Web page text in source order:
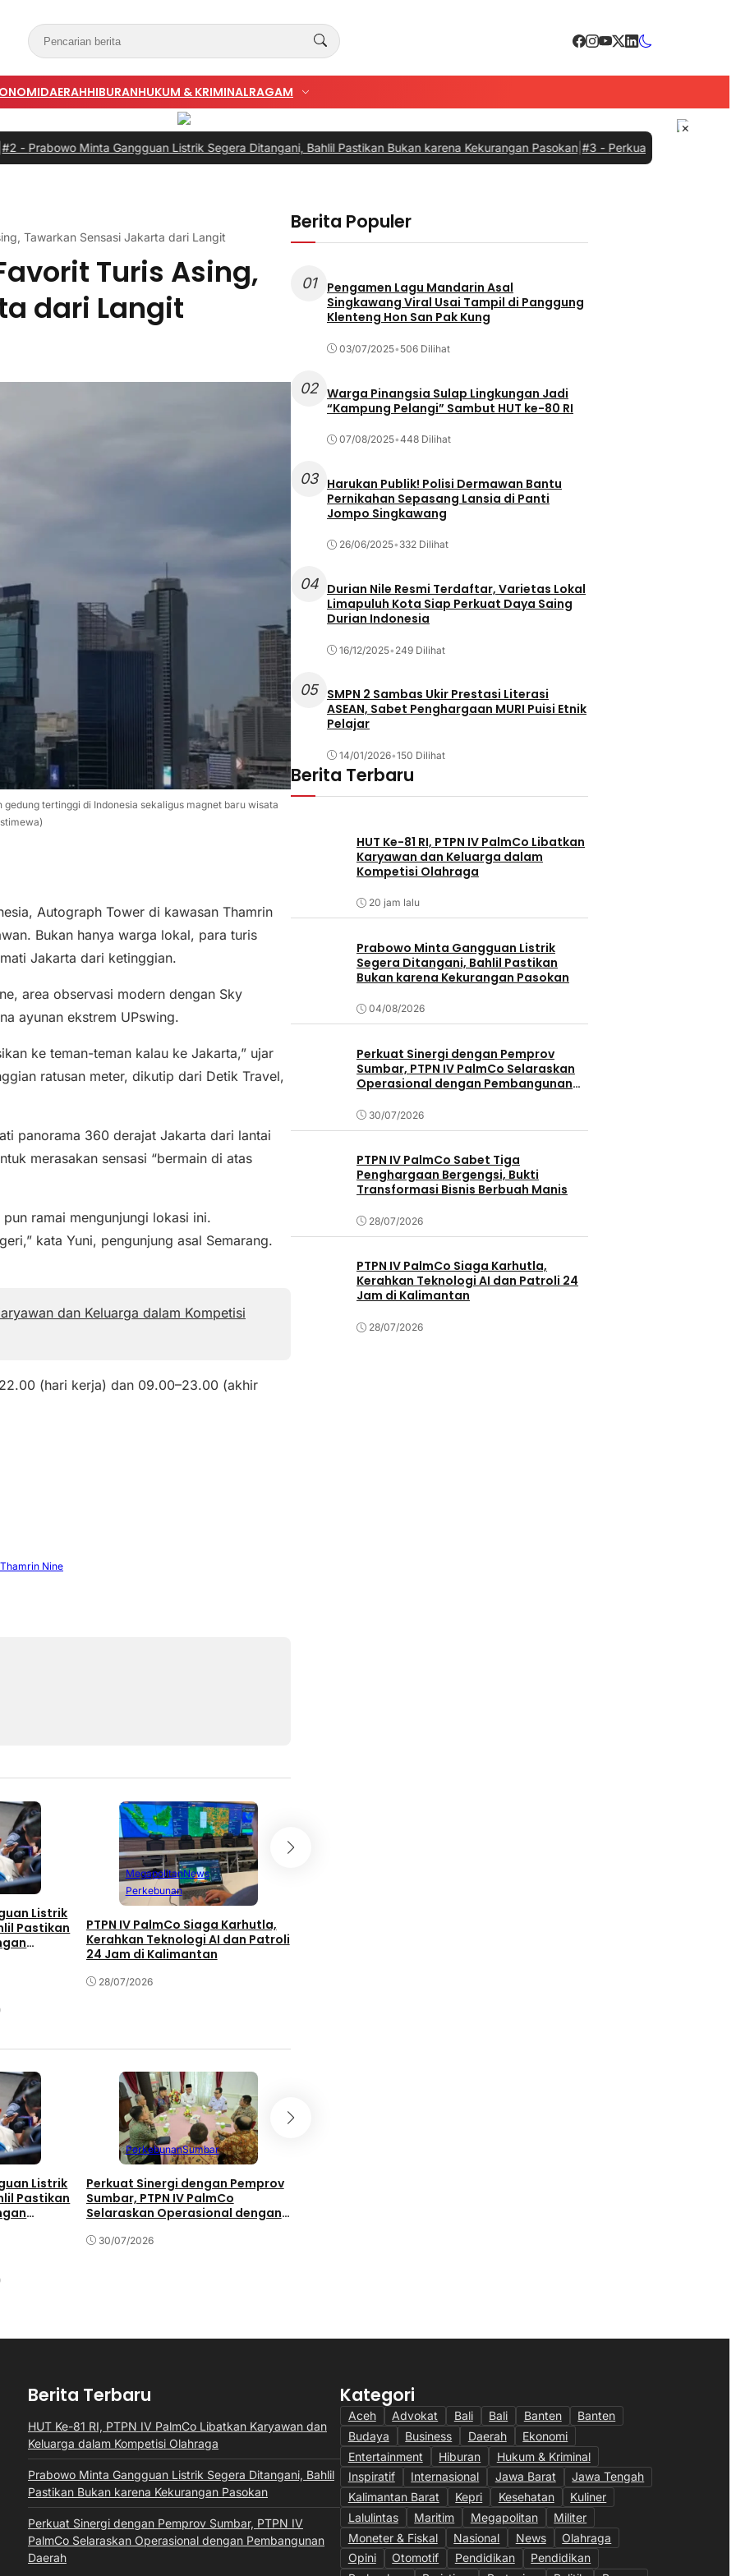
DAERAHHIBURANHUKUM & KRIMINALRAGAM
Minta Gangguan Listrik Segera Ditangani, Bahlil Pastikan Bukan karena Kekurangan Pasokan|#3 -Perkuat Sinergi dengan Pemprov
Tawarkan Sensasi Jakarta dari Langit
Turis Asing,
dari Langit
tertinggi di Indonesia sekaligus magnet baru wisata
Autograph Tower di kawasan Thamrin
Bukan hanya warga lokal, para turis
Jakarta dari ketinggian.
area observasi modern dengan Sky
ayunan ekstrem UPswing.
ke teman-teman kalau ke Jakarta,” ujar
ratusan meter, dikutip dari Detik Travel,
panorama 360 derajat Jakarta dari lantai
merasakan sensasi “bermain di atas
ramai mengunjungi lokasi ini.
kata Yuni, pengunjung asal Semarang.
dan Keluarga dalam Kompetisi
(hari kerja) dan 09.00–23.00 (akhir
Nine
Listrik
Pastikan
MegapolitanNews
Perkebunan
PTPN IV PalmCo Siaga Karhutla,
Kerahkan Teknologi AI dan Patroli
24 Jam di Kalimantan
28/07/2026
Listrik
Pastikan
PerkebunanSumbar
Perkuat Sinergi dengan Pemprov
Sumbar, PTPN IV PalmCo
Selaraskan Operasional dengan
30/07/2026
Berita Populer
01
Pengamen Lagu Mandarin Asal
Singkawang Viral Usai Tampil di Panggung
Klenteng Hon San Pak Kung
03/07/2025• 506 Dilihat
02 Warga Pinangsia Sulap Lingkungan Jadi
“Kampung Pelangi” Sambut HUT ke-80 RI
07/08/2025•448 Dilihat
03 Harukan Publik! Polisi Dermawan Bantu
Pernikahan Sepasang Lansia di Panti
Jompo Singkawang
26/06/2025• 332 Dilihat
04 Durian Nile Resmi Terdaftar, Varietas Lokal
Limapuluh Kota Siap Perkuat Daya Saing
Durian Indonesia
16/12/2025• 249 Dilihat
05 SMPN 2 Sambas Ukir Prestasi Literasi
ASEAN, Sabet Penghargaan MURI Puisi Etnik
Pelajar
14/01/2026•150 Dilihat
Berita Terbaru
HUT Ke-81 RI, PTPN IV PalmCo Libatkan
Karyawan dan Keluarga dalam
Kompetisi Olahraga
20 jam lalu
Prabowo Minta Gangguan Listrik
Segera Ditangani, Bahlil Pastikan
Bukan karena Kekurangan Pasokan
04/08/2026
Perkuat Sinergi dengan Pemprov
Sumbar, PTPN IV PalmCo Selaraskan
Operasional dengan Pembangunan
30/07/2026
PTPN IV PalmCo Sabet Tiga
Penghargaan Bergengsi, Bukti
Transformasi Bisnis Berbuah Manis
28/07/2026
PTPN IV PalmCo Siaga Karhutla,
Kerahkan Teknologi AI dan Patroli 24
Jam di Kalimantan
28/07/2026
Berita Terbaru
HUT Ke-81 RI, PTPN IV PalmCo Libatkan Karyawan dan
Keluarga dalam Kompetisi Olahraga
Prabowo Minta Gangguan Listrik Segera Ditangani, Bahlil
Pastikan Bukan karena Kekurangan Pasokan
Perkuat Sinergi dengan Pemprov Sumbar, PTPN IV
PalmCo Selaraskan Operasional dengan Pembangunan
Daerah
Kategori
Aceh Advokat Bali Bali Banten
Banten
Budaya
Business Daerah
Ekonomi
Entertainment
Hiburan
Hukum & Kriminal
Inspiratif
Internasional Jawa Barat
Jawa Tengah
Kalimantan Barat
Kepri Kesehatan
Kuliner
Lalulintas
Maritim Megapolitan
Militer
Moneter & Fiskal
Nasional News
Olahraga
Opini
Otomotif Pendidikan
Pendidikan
×